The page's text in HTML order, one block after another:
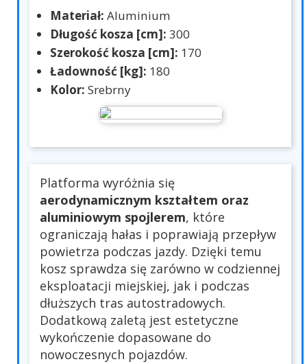
Materiał: Aluminium
Długość kosza [cm]: 300
Szerokość kosza [cm]: 170
Ładowność [kg]: 180
Kolor: Srebrny
Platforma wyróżnia się
aerodynamicznym kształtem oraz
aluminiowym spojlerem, które
ograniczają hałas i poprawiają przepływ
powietrza podczas jazdy. Dzięki temu
kosz sprawdza się zarówno w codziennej
eksploatacji miejskiej, jak i podczas
dłuższych tras autostradowych.
Dodatkową zaletą jest estetyczne
wykończenie dopasowane do
nowoczesnych pojazdów.